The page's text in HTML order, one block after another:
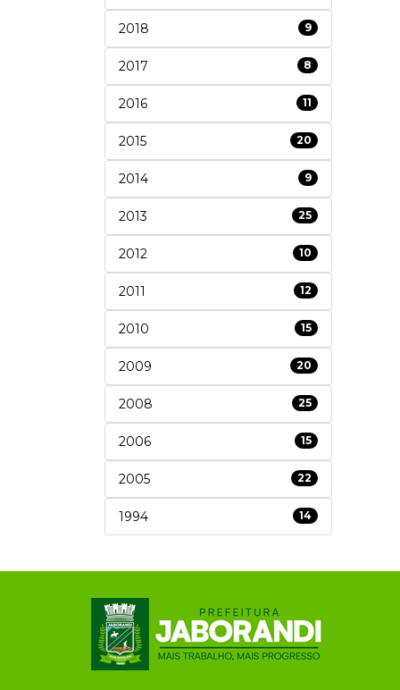
2018 9
2017 8
2016 11
2015 20
2014 9
2013 25
2012 10
2011 12
2010 15
2009 20
2008 25
2006 15
2005 22
1994 14